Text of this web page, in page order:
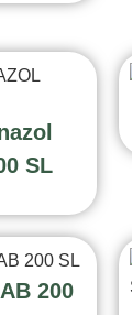
SL
200